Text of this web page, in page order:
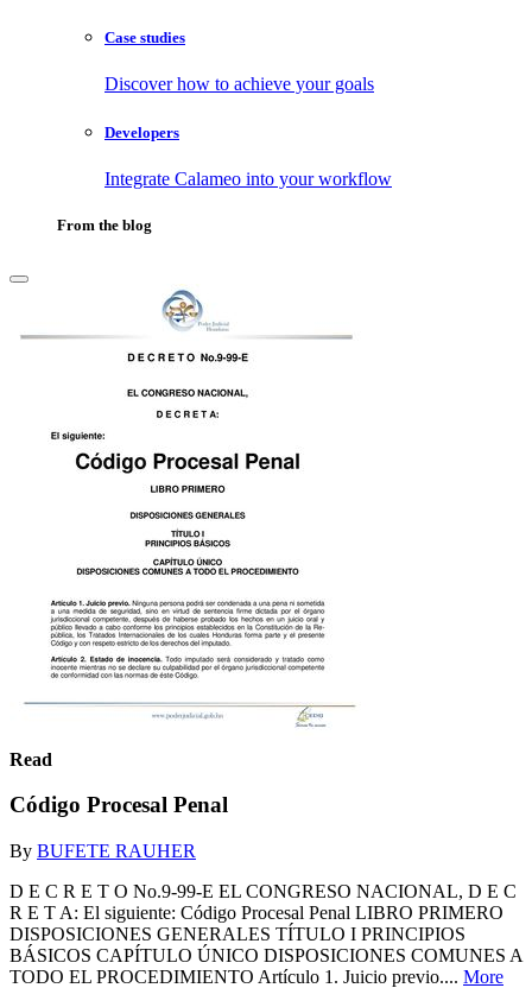
Case studies
Discover how to achieve your goals
Developers
Integrate Calameo into your workflow
From the blog
Read
Código Procesal Penal
By BUFETE RAUHER
D E C R E T O No.9-99-E EL CONGRESO NACIONAL, D E C
R E T A: El siguiente: Código Procesal Penal LIBRO PRIMERO
DISPOSICIONES GENERALES TÍTULO I PRINCIPIOS
BÁSICOS CAPÍTULO ÚNICO DISPOSICIONES COMUNES A
TODO EL PROCEDIMIENTO Artículo 1. Juicio previo.... More